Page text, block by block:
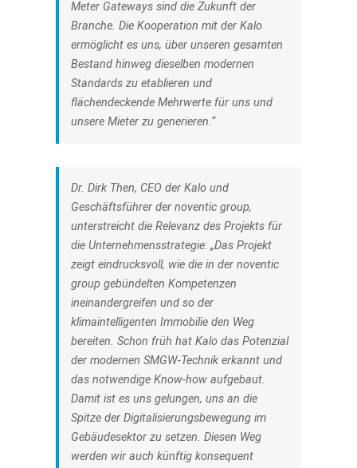
Meter Gateways sind die Zukunft der
Branche. Die Kooperation mit der Kalo
ermöglicht es uns, über unseren gesamten
Bestand hinweg dieselben modernen
Standards zu etablieren und
flächendeckende Mehrwerte für uns und
unsere Mieter zu generieren.“
Dr. Dirk Then, CEO der Kalo und
Geschäftsführer der noventic group,
unterstreicht die Relevanz des Projekts für
die Unternehmensstrategie: „Das Projekt
zeigt eindrucksvoll, wie die in der noventic
group gebündelten Kompetenzen
ineinandergreifen und so der
klimaintelligenten Immobilie den Weg
bereiten. Schon früh hat Kalo das Potenzial
der modernen SMGW‑Technik erkannt und
das notwendige Know-how aufgebaut.
Damit ist es uns gelungen, uns an die
Spitze der Digitalisierungsbewegung im
Gebäudesektor zu setzen. Diesen Weg
werden wir auch künftig konsequent